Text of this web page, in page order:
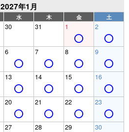
2027年1月
水 木 金 土
30 31 1 2
6 7 8 9
13 14 15 16
20 21 22 23
27 28 29 30